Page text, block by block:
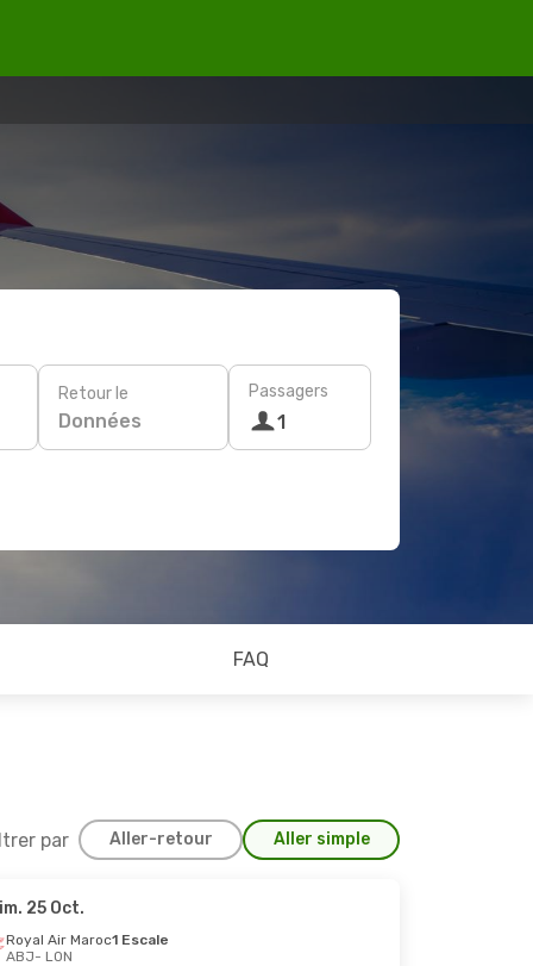
Retour le
Données
Passagers
1
FAQ
par Aller-retour Aller simple
25 Oct.
Royal Air Maroc1 Escale
ABJ- LON